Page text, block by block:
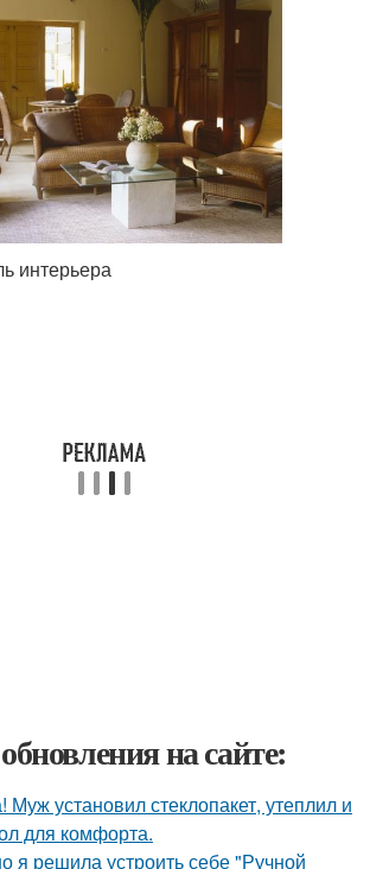
интерьера
на сайте:
Муж установил стеклопакет, утеплил и
для комфорта.
я решила устроить себе "Ручной